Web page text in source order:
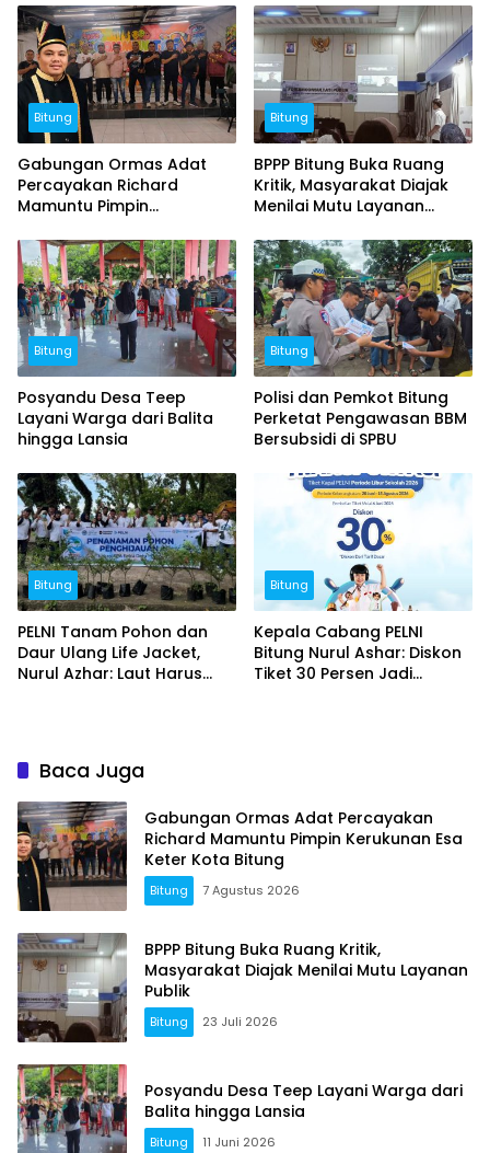
Bitung
Gabungan Ormas Adat
Percayakan Richard
Mamuntu Pimpin
Bitung
Bitung
BPPP Bitung Buka Ruang
Kritik, Masyarakat Diajak
Menilai Mutu Layanan
Bitung
Posyandu Desa Teep
Layani Warga dari Balita
hingga Lansia
Bitung
Polisi dan Pemkot Bitung
Perketat Pengawasan BBM
Bersubsidi di SPBU
Bitung
PELNI Tanam Pohon dan
Daur Ulang Life Jacket,
Nurul Azhar: Laut Harus
Bitung
Kepala Cabang PELNI
Bitung Nurul Ashar: Diskon
Tiket 30 Persen Jadi
Baca Juga
Gabungan Ormas Adat Percayakan
Richard Mamuntu Pimpin Kerukunan Esa
Keter Kota Bitung
Bitung 7 Agustus 2026
BPPP Bitung Buka Ruang Kritik,
Masyarakat Diajak Menilai Mutu Layanan
Publik
Bitung 23 Juli 2026
Posyandu Desa Teep Layani Warga dari
Balita hingga Lansia
Bitung 11 Juni 2026